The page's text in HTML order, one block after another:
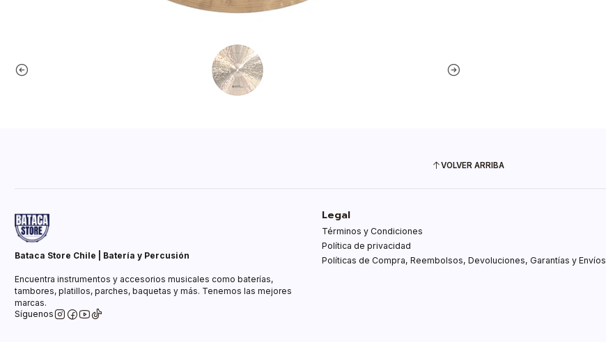
VOLVER ARRIBA
Bataca Store Chile | Batería y Percusión
Encuentra instrumentos y accesorios musicales como baterías,
tambores, platillos, parches, baquetas y más. Tenemos las mejores
marcas.
Síguenos
Legal
Términos y Condiciones
Política de privacidad
Políticas de Compra, Reembolsos, Devoluciones, Garantías y Envíos